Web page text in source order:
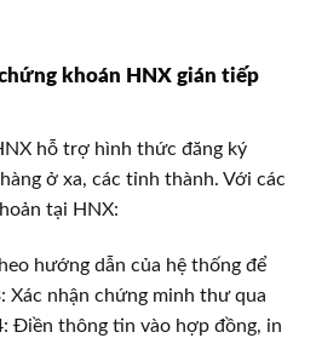
khoán HNX gián tiếp
hỗ trợ hình thức đăng ký
ở xa, các tỉnh thành. Với các
tại HNX:
hướng dẫn của hệ thống để
Xác nhận chứng minh thư qua
Điền thông tin vào hợp đồng, in